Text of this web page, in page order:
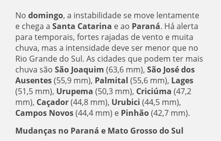
Nodomingo, a instabilidade se move lentamente
e chega aSanta Catarina e ao Paraná. Há alerta
para temporais, fortes rajadas de vento e muita
chuva, mas a intensidade deve ser menor que no
Rio Grande do Sul. As cidades que podem ter mais
chuva sãoSão Joaquim (63,6 mm),São José dos
Ausentes(55,9 mm), Palmital (55,6 mm), Lages
(51,5 mm), Urupema (50,3 mm), Criciúma (47,2
mm), Caçador(44,8 mm), Urubici (44,5 mm),
Campos Novos(44,4 mm) e Pinhão(42,7 mm).
Mudanças no Paraná e Mato Grosso do Sul